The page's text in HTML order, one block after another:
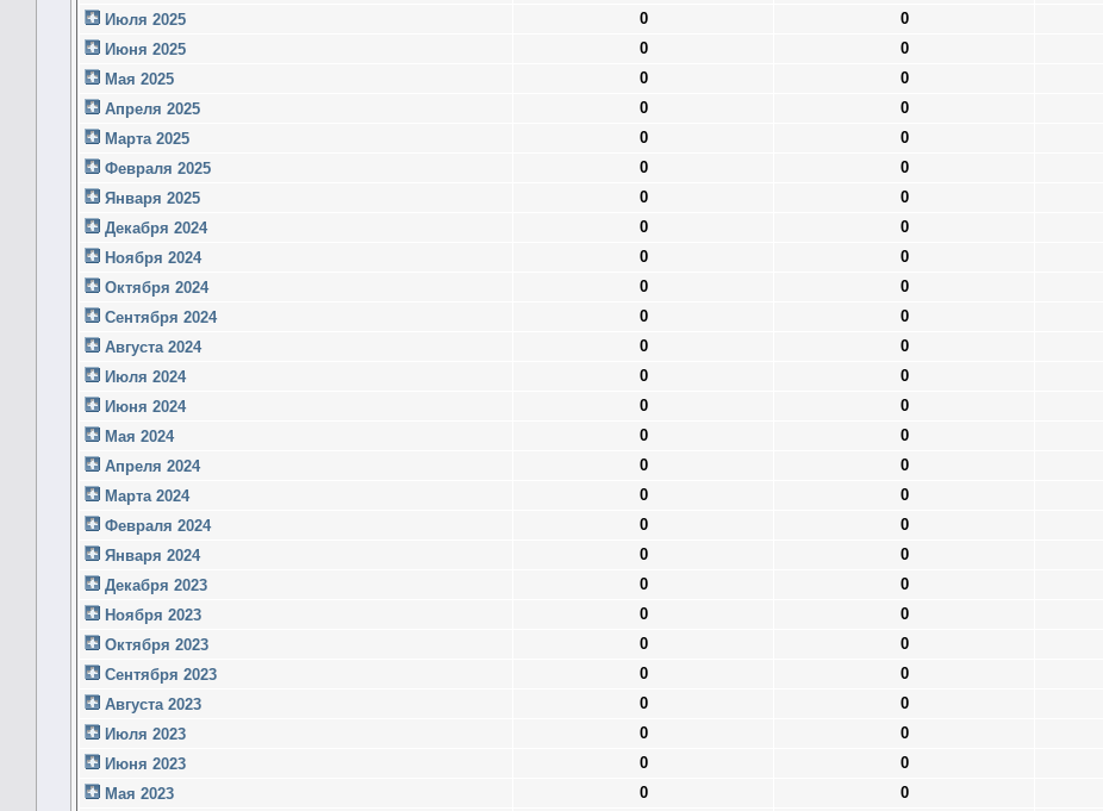
Июля 2025
0 0
Июня 2025
0 0
Мая 2025
0 0
Апреля 2025
0 0
Марта 2025
0 0
Февраля 2025
0 0
Января 2025
0 0
Декабря 2024
0 0
Ноября 2024
0 0
Октября 2024
0 0
Сентября 2024
0 0
Августа 2024
0 0
Июля 2024
0 0
Июня 2024
0 0
Мая 2024
0 0
Апреля 2024
0 0
Марта 2024
0 0
Февраля 2024
0 0
Января 2024
0 0
Декабря 2023
0 0
Ноября 2023
0 0
Октября 2023
0 0
Сентября 2023
0 0
Августа 2023
0 0
Июля 2023
0 0
Июня 2023
0 0
Мая 2023
0 0